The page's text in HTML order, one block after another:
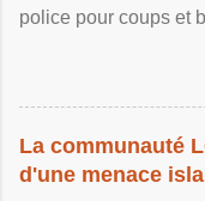
police pour coups et
La communauté
d'une menace